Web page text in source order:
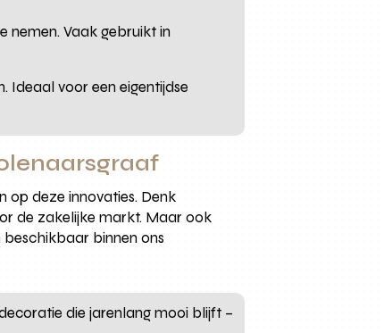
nemen. Vaak gebruikt in
Ideaal voor een eigentijdse
op deze innovaties. Denk
de zakelijke markt. Maar ook
binnen ons
die jarenlang mooi blijft –